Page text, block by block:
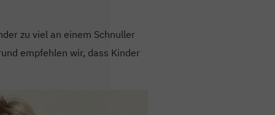
zu viel an einem Schnuller
empfehlen wir, dass Kinder